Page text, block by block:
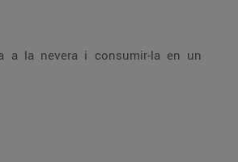
a la nevera i consumir-la en un